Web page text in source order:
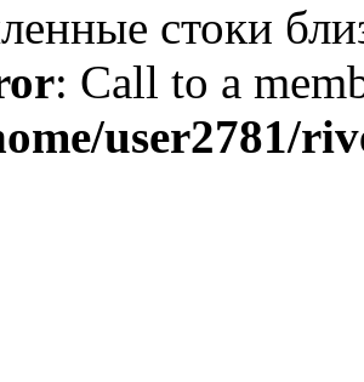
стоки
: Call to a
user2781/